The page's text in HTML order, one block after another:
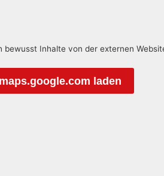
Inhalte von der externen
laden